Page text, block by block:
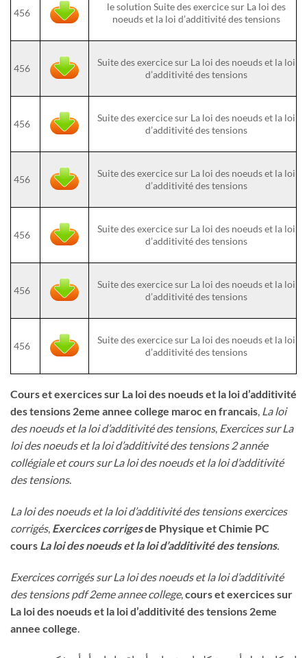
le solution Suite des exercice sur La loi des
noeuds et la loi d’additivité des tensions
456
Suite des exercice sur La loi des noeuds et la loi
d’additivité des tensions
456
Suite des exercice sur La loi des noeuds et la loi
d’additivité des tensions
456
Suite des exercice sur La loi des noeuds et la loi
d’additivité des tensions
456
Suite des exercice sur La loi des noeuds et la loi
d’additivité des tensions
456
Suite des exercice sur La loi des noeuds et la loi
d’additivité des tensions
456
Suite des exercice sur La loi des noeuds et la loi
d’additivité des tensions
456
Cours et exercices sur La loi des noeuds et la loi d’additivité
des tensions 2eme annee college maroc en francais, La loi
des noeuds et la loi d’additivité des tensions, Exercices sur La
loi des noeuds et la loi d’additivité des tensions 2 année
collégiale et cours sur La loi des noeuds et la loi d’additivité
des tensions.
La loi des noeuds et la loi d’additivité des tensions exercices
corrigés, Exercices corrigesde Physique et Chimie PC
cours La loi des noeuds et la loi d’additivité des tensions.
Exercices corrigés sur La loi des noeuds et la loi d’additivité
des tensions pdf 2eme annee college,cours et exercices sur
La loi des noeuds et la loi d’additivité des tensions 2eme
annee college.